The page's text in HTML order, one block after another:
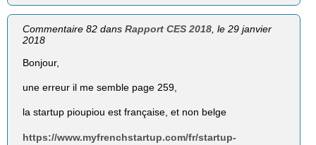
Commentaire 82 dansRapport CES 2018, le 29 janvier
2018
Bonjour,
une erreur il me semble page 259,
la startup pioupiou est française, et non belge
https://www.myfrenchstartup.com/fr/startup-